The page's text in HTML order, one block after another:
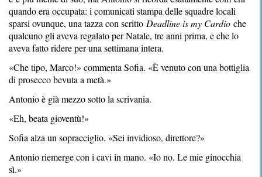
quando era occupata: i comunicati stampa delle squadre locali
sparsi ovunque, una tazza con scritto Deadline is my Cardio che
qualcuno gli aveva regalato per Natale, tre anni prima, e che lo
aveva fatto ridere per una settimana intera.
«Che tipo, Marco!» commenta Sofia. «È venuto con una bottiglia
di prosecco bevuta a metà.»
Antonio è già mezzo sotto la scrivania.
«Eh, beata gioventù!»
Sofia alza un sopracciglio. «Sei invidioso, direttore?»
Antonio riemerge con i cavi in mano. «Io no. Le mie ginocchia
sì.»